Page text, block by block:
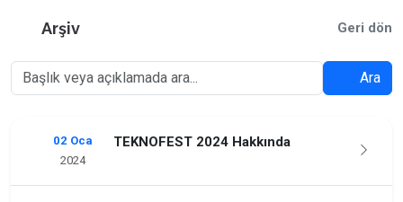
Arşiv Geri dön
Ara
02 Oca
2024
TEKNOFEST 2024 Hakkında